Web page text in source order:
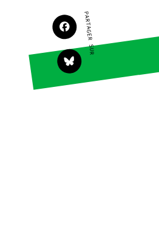
Télécharger
gratuitement les
guides éco-citoyens
PARTAGER SUR